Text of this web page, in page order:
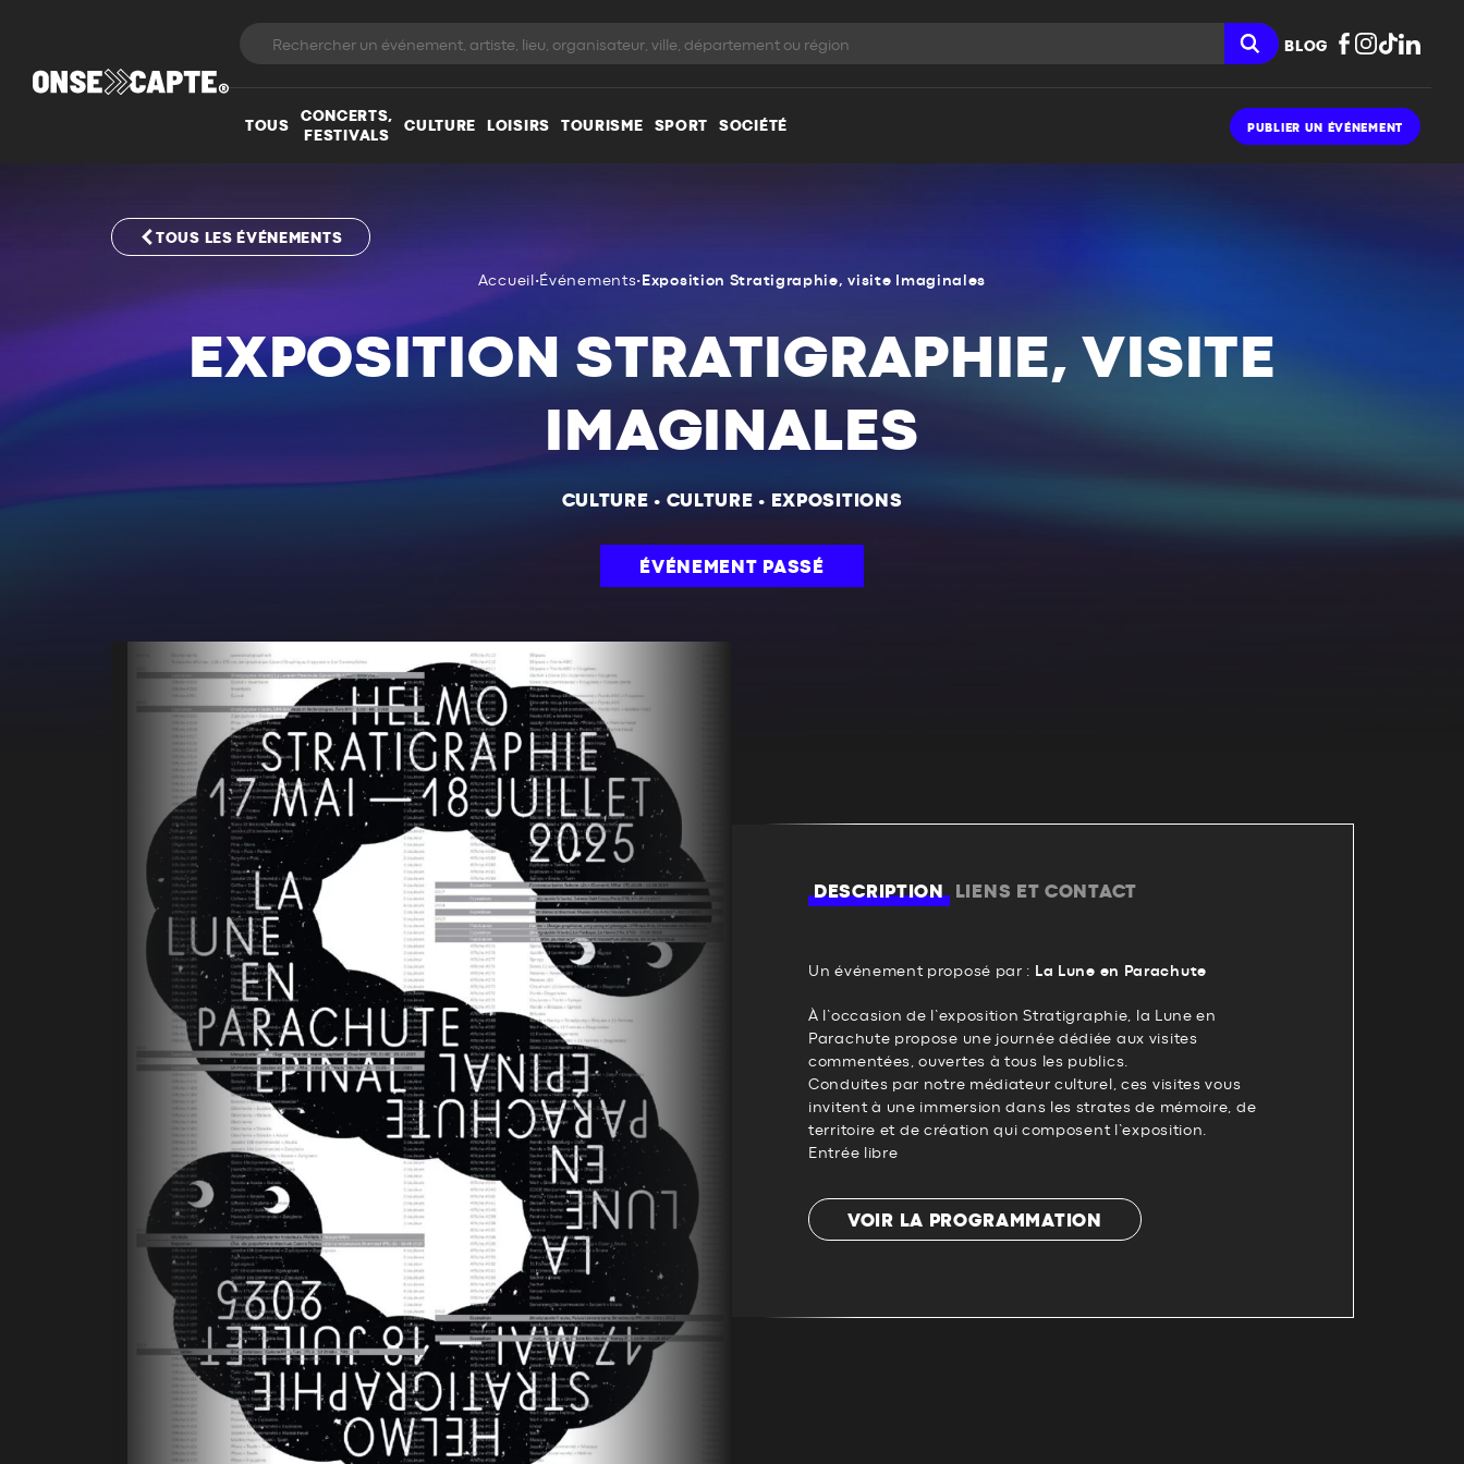
BLOG
TOUS
CONCERTS,
FESTIVALS
CULTURE LOISIRS TOURISME SPORT SOCIÉTÉ PUBLIER UN ÉVÉNEMENT
TOUS LES ÉVÉNEMENTS
Accueil •Événements• Exposition Stratigraphie, visite Imaginales
EXPOSITION STRATIGRAPHIE, VISITE
IMAGINALES
CULTURE • CULTURE • EXPOSITIONS
ÉVÉNEMENT PASSÉ
DESCRIPTION LIENS ET CONTACT
Un événement proposé par : La Lune en Parachute
À l’occasion de l’exposition Stratigraphie, la Lune en
Parachute propose une journée dédiée aux visites
commentées, ouvertes à tous les publics.
Conduites par notre médiateur culturel, ces visites vous
invitent à une immersion dans les strates de mémoire, de
territoire et de création qui composent l’exposition.
Entrée libre
VOIR LA PROGRAMMATION